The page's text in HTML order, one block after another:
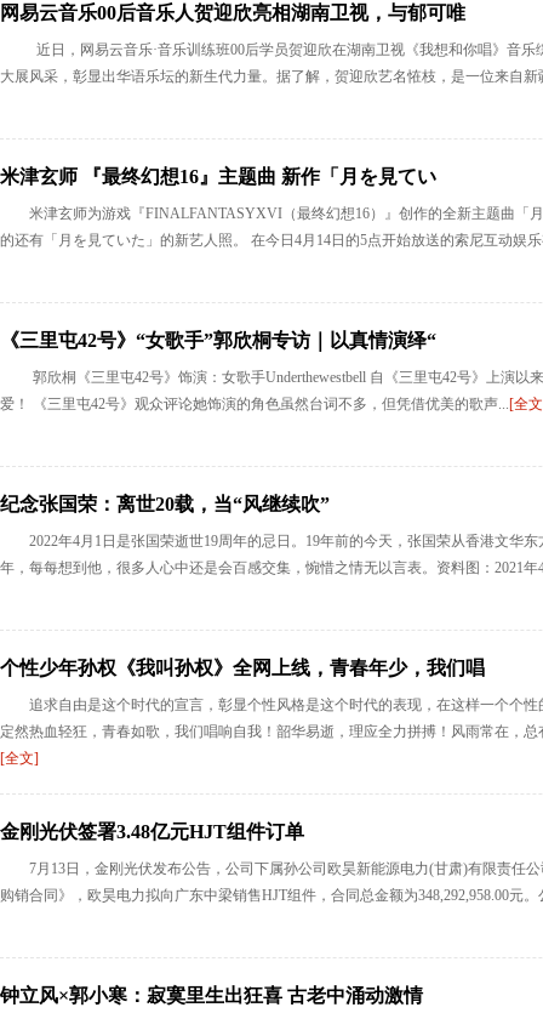
网易云音乐00后音乐人贺迎欣亮相湖南卫视，与郁可唯
近日，网易云音乐·音乐训练班00后学员贺迎欣在湖南卫视《我想和你唱》音
大展风采，彰显出华语乐坛的新生代力量。据了解，贺迎欣艺名恠枝，是一位来自
米津玄师 『最终幻想16』主题曲 新作「月を見てい
米津玄师为游戏『FINALFANTASYXVI（最终幻想16）』创作的全新主题曲「
的还有「月を見ていた」的新艺人照。 在今日4月14日的5点开始放送的索尼互动娱
《三里屯42号》“女歌手”郭欣桐专访｜以真情演绎“
郭欣桐《三里屯42号》饰演：女歌手Underthewestbell 自《三里屯42号》上演
爱！ 《三里屯42号》观众评论她饰演的角色虽然台词不多，但凭借优美的歌声...[全
纪念张国荣：离世20载，当“风继续吹”
2022年4月1日是张国荣逝世19周年的忌日。19年前的今天，张国荣从香港文华
年，每每想到他，很多人心中还是会百感交集，惋惜之情无以言表。资料图：2021
个性少年孙权《我叫孙权》全网上线，青春年少，我们唱
追求自由是这个时代的宣言，彰显个性风格是这个时代的表现，在这样一个个
定然热血轻狂，青春如歌，我们唱响自我！韶华易逝，理应全力拼搏！风雨常在，
[全文]
金刚光伏签署3.48亿元HJT组件订单
7月13日，金刚光伏发布公告，公司下属孙公司欧昊新能源电力(甘肃)有限责任
购销合同》，欧昊电力拟向广东中梁销售HJT组件，合同总金额为348,292,958.00元
钟立风×郭小寒：寂寞里生出狂喜 古老中涌动激情